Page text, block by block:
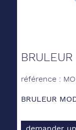
référence :
BRULEUR